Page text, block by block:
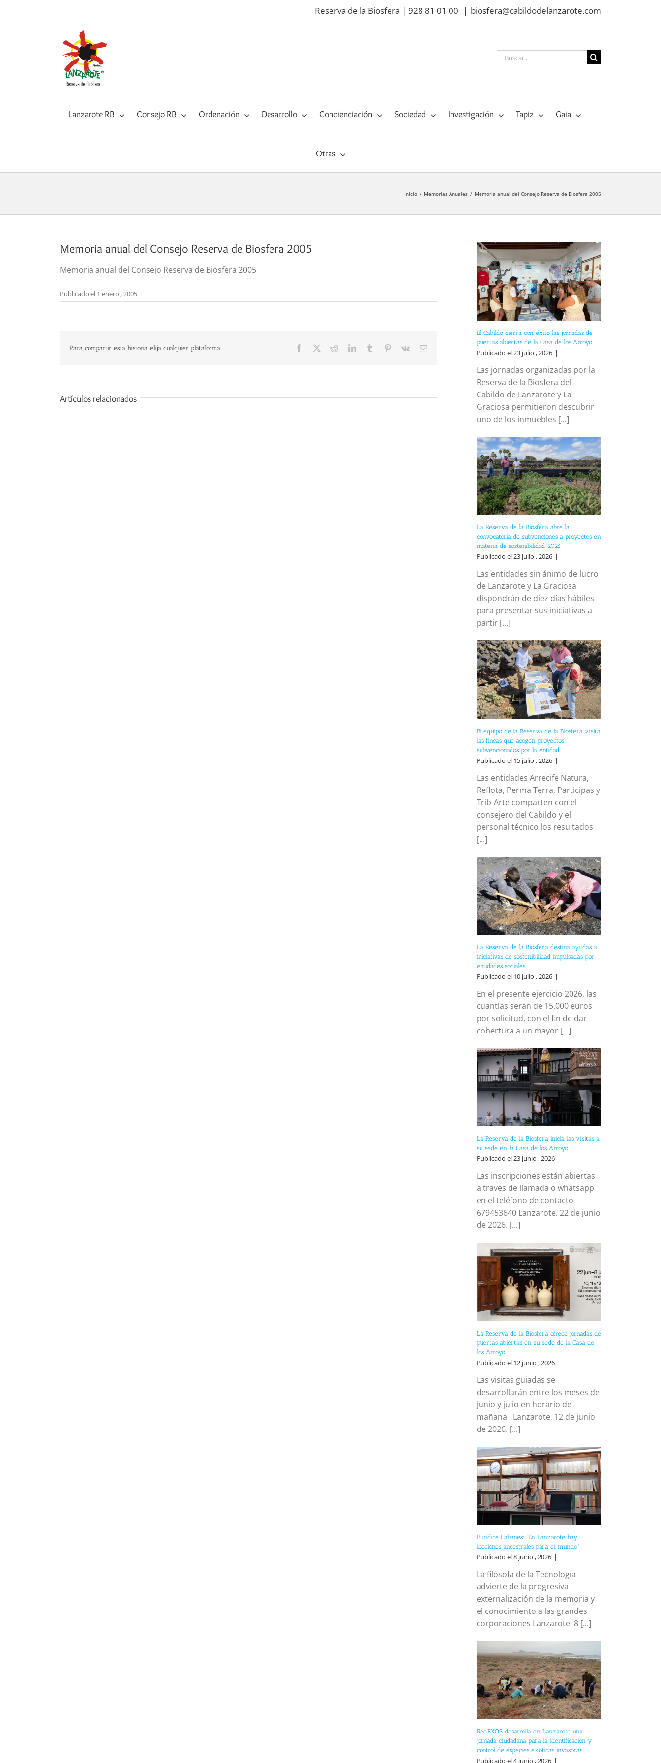
Reserva de la Biosfera | 928 81 01 00 | biosfera@cabildodelanzarote.com
Buscar:
Lanzarote RB Consejo RB Ordenación Desarrollo Concienciación Sociedad Investigación Tapiz Gaia
Otras
Inicio Memorias Anuales Memoria anual del Consejo Reserva de Biosfera 2005
Memoria anual del Consejo Reserva de Biosfera 2005
Memoria anual del Consejo Reserva de Biosfera 2005
Publicado el 1 enero , 2005
Para compartir esta historia, elija cualquier plataforma Facebook RedditLinkedInTumblr Pinterest
Vk
Correo
Artículos relacionados
El Cabildo cierra con éxito las jornadas de
puertas abiertas de la Casa de los Arroyo
Publicado el 23 julio , 2026 |
Las jornadas organizadas por la
Reserva de la Biosfera del
Cabildo de Lanzarote y La
Graciosa permitieron descubrir
uno de los inmuebles [...]
La Reserva de la Biosfera abre la
convocatoria de subvenciones a proyectos en
materia de sostenibilidad 2026
Publicado el 23 julio , 2026 |
Las entidades sin ánimo de lucro
de Lanzarote y La Graciosa
dispondrán de diez días hábiles
para presentar sus iniciativas a
partir [...]
El equipo de la Reserva de la Biosfera visita
las fincas que acogen proyectos
subvencionados por la entidad
Publicado el 15 julio , 2026 |
Las entidades Arrecife Natura,
Reflota, Perma Terra, Participas y
Trib-Arte comparten con el
consejero del Cabildo y el
personal técnico los resultados
[...]
La Reserva de la Biosfera destina ayudas a
iniciativas de sostenibilidad impulsadas por
entidades sociales
Publicado el 10 julio , 2026 |
En el presente ejercicio 2026, las
cuantías serán de 15.000 euros
por solicitud, con el fin de dar
cobertura a un mayor [...]
La Reserva de la Biosfera inicia las visitas a
su sede en la Casa de los Arroyo
Publicado el 23 junio , 2026 |
Las inscripciones están abiertas
a través de llamada o whatsapp
en el teléfono de contacto
679453640 Lanzarote, 22 de junio
de 2026. [...]
La Reserva de la Biosfera ofrece jornadas de
puertas abiertas en su sede de la Casa de
los Arroyo
Publicado el 12 junio , 2026 |
Las visitas guiadas se
desarrollarán entre los meses de
junio y julio en horario de
mañana Lanzarote, 12 de junio
de 2026. [...]
Eurídice Cabañes: “En Lanzarote hay
lecciones ancestrales para el mundo”
Publicado el 8 junio , 2026 |
La filósofa de la Tecnología
advierte de la progresiva
externalización de la memoria y
el conocimiento a las grandes
corporaciones Lanzarote, 8 [...]
RedEXOS desarrolla en Lanzarote una
jornada ciudadana para la identificación y
control de especies exóticas invasoras
Publicado el 4 junio , 2026 |